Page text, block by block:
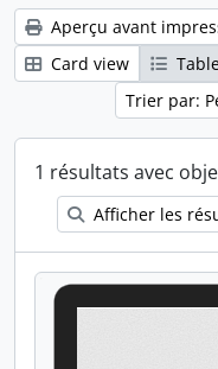
Aperçu avant
Card view
Trier par:
1 résultats avec
Afficher les